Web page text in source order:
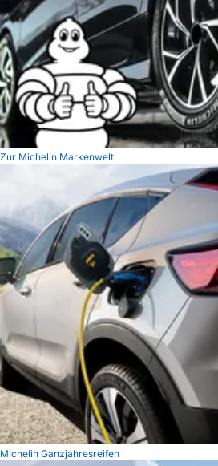
Zur Michelin Markenwelt
Michelin Ganzjahresreifen